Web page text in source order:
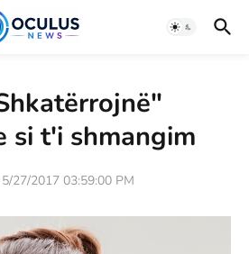
si t'i shmangim
5/27/2017 03:59:00 PM